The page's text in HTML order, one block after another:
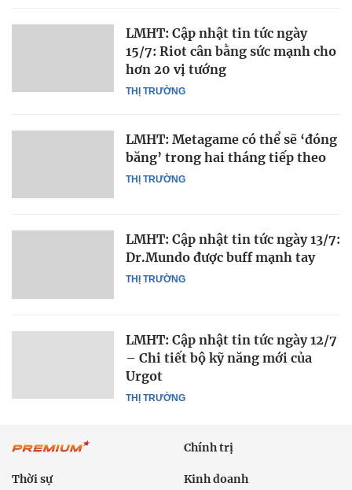
THỊ TRƯỜNG
LMHT: Cập nhật tin tức ngày
15/7: Riot cân bằng sức mạnh cho
hơn 20 vị tướng
THỊ TRƯỜNG
LMHT: Metagame có thể sẽ ‘đóng
băng’ trong hai tháng tiếp theo
THỊ TRƯỜNG
LMHT: Cập nhật tin tức ngày 13/7:
Dr.Mundo được buff mạnh tay
THỊ TRƯỜNG
LMHT: Cập nhật tin tức ngày 12/7
– Chi tiết bộ kỹ năng mới của
Urgot
Chính trị
Thời sự Kinh doanh